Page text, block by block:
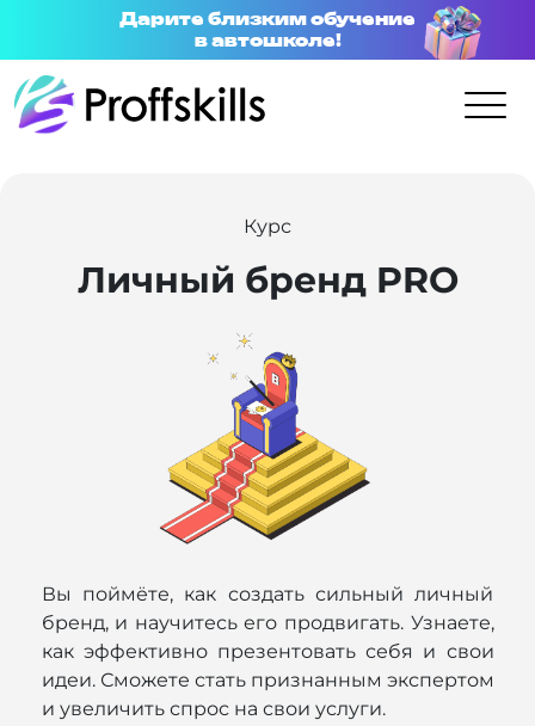
Дарите близким обучение
в автошколе!
Курс
Личный бренд PRO
Вы поймёте, как создать сильный личный
бренд, и научитесь его продвигать. Узнаете,
как эффективно презентовать себя и свои
идеи. Сможете стать признанным экспертом
и увеличить спрос на свои услуги.